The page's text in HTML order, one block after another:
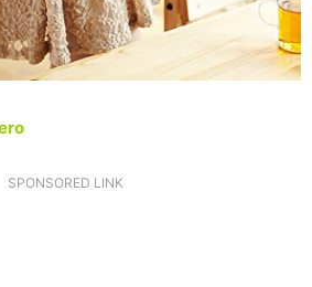
SPONSORED LINK